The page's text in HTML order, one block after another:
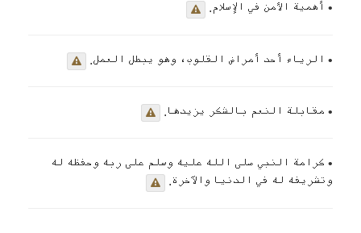
• أهمية الأمن في الإسلام.
• الرياء أحد أمراض القلوب، وهو يبطل العمل.
• مقابلة النعم بالشكر يزيدها.
• كرامة النبي صلى الله عليه وسلم على ربه وحفظه له
وتشريفه له في الدنيا والآخرة.